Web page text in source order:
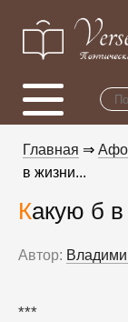
Главная ⇒
в жизни...
Какую б
Автор:
***